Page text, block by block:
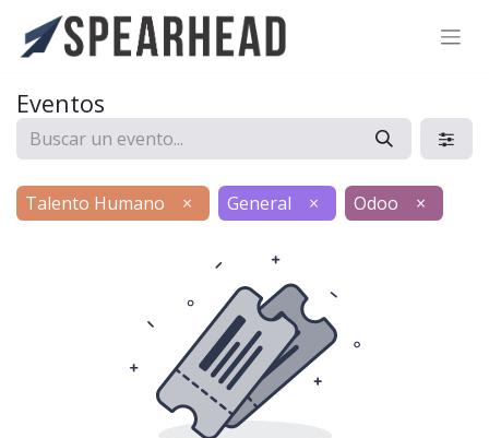
Eventos
Talento Humano × General × Odoo ×